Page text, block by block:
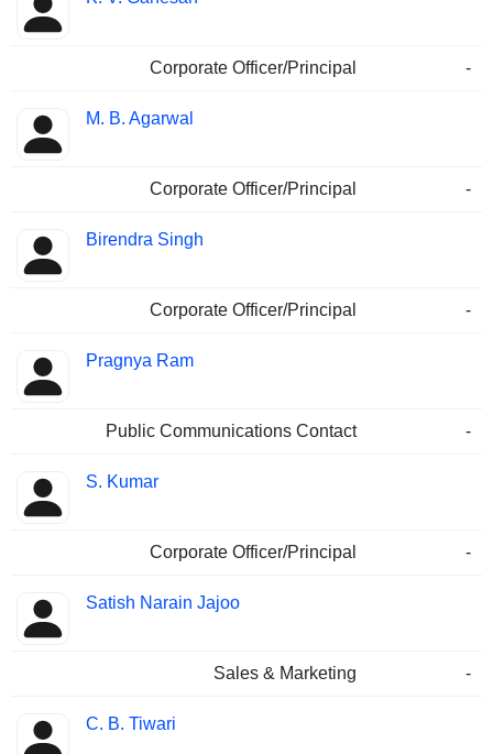
Corporate Officer/Principal -
M. B. Agarwal
Corporate Officer/Principal -
Birendra Singh
Corporate Officer/Principal -
Pragnya Ram
Public Communications Contact -
S. Kumar
Corporate Officer/Principal -
Satish Narain Jajoo
Sales & Marketing -
C. B. Tiwari